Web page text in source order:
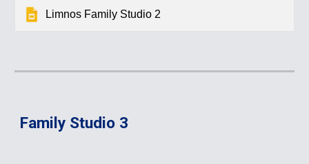
Limnos Family Studio 2
Family Studio 3